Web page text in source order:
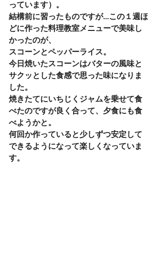
っています）。
結構前に習ったものですが...この１週ほ
どに作った料理教室メニューで美味し
かったのが、
スコーンとペッパーライス。
今日焼いたスコーンはバターの風味と
サクッとした食感で思った味になりま
した。
焼きたてにいちじくジャムを乗せて食
べたのですが良く合って、夕食にも食
べようかと。
何回か作っていると少しずつ安定して
できるようになって楽しくなっていま
す。